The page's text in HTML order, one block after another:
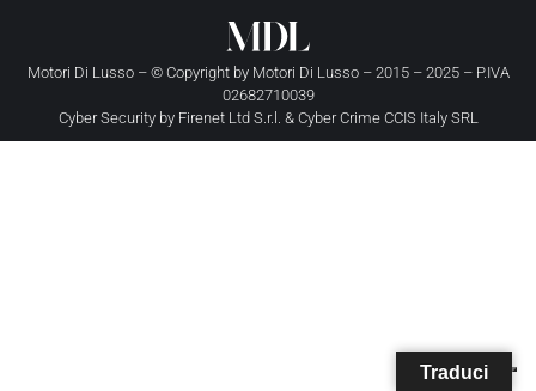
Motori Di Lusso – © Copyright by Motori Di Lusso– 2015 – 2025 – P.IVA
02682710039
Cyber Security by Firenet Ltd S.r.l. & Cyber Crime CCIS Italy SRL
Traduci